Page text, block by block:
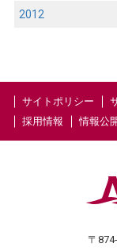
2012
サイトポリシー
採用情報
情報公
〒